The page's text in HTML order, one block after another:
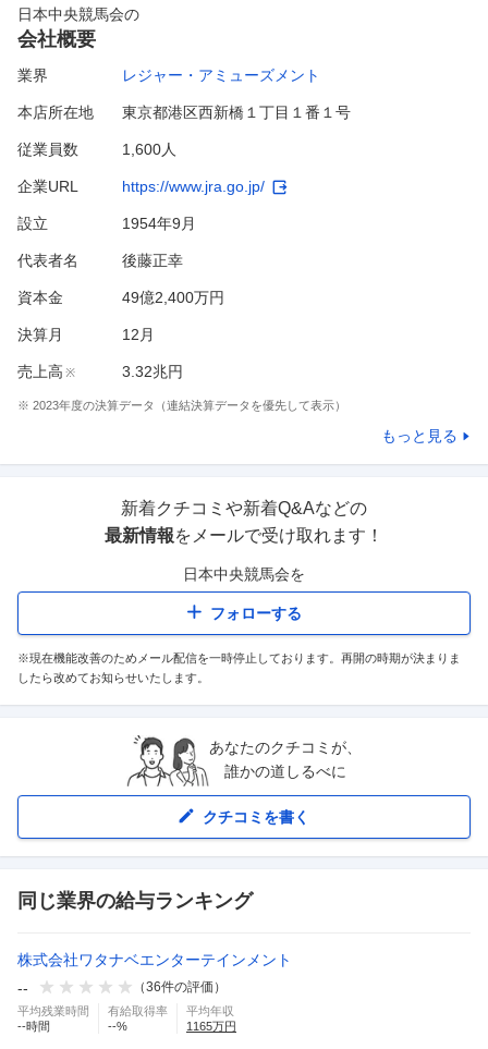
日本中央競馬会の
会社概要
業界 レジャー・アミューズメント
本店所在地 東京都港区西新橋１丁目１番１号
従業員数 1,600人
企業URL https://www.jra.go.jp/
設立 1954年9月
代表者名 後藤正幸
資本金 49億2,400万円
決算月 12 月
売上高 ※ 3.32兆円
※ 2023年度の決算データ（連結決算データを優先して表示）
もっと見る
新着クチコミや新着Q&Aなどの
最新情報をメールで受け取れます！
日本中央競馬会を
フォローする
※現在機能改善のためメール配信を一時停止しております。再開の時期が決まりま
したら改めてお知らせいたします。
あなたのクチコミが、
誰かの道しるべに
クチコミを書く
同じ業界の給与ランキング
株式会社ワタナベエンターテインメント
--
（36件の評価）
平均残業時間
--時間
有給取得率
--%
平均年収
1165万円